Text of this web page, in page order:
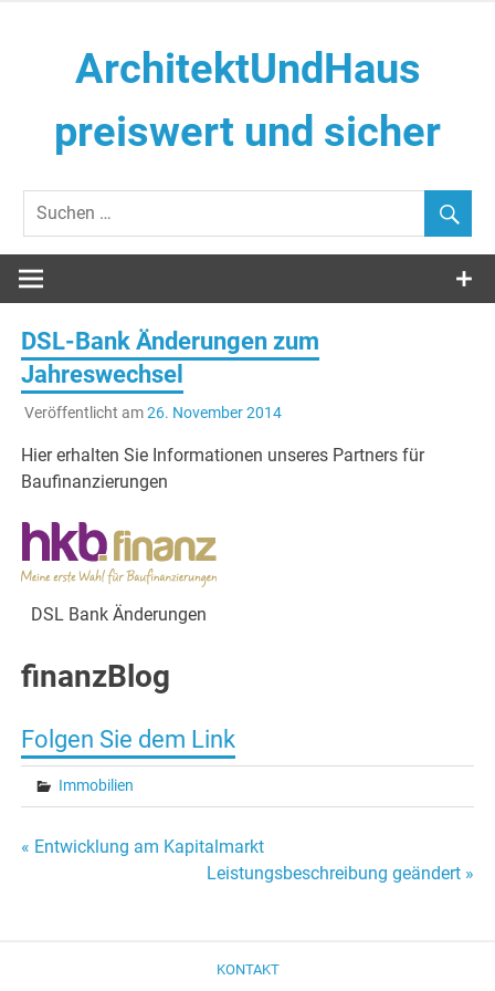
ArchitektUndHaus
preiswert und sicher
DSL-Bank Änderungen zum
Jahreswechsel
Veröffentlicht am26. November 2014
Hier erhalten Sie Informationen unseres Partners für
Baufinanzierungen
DSL Bank Änderungen
finanzBlog
Folgen Sie dem Link
Immobilien
Beitragsnavigation
« Entwicklung am Kapitalmarkt
Leistungsbeschreibung geändert »
KONTAKT